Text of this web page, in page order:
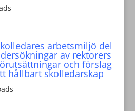
arbetsmiljö del
av rektorers
och förslag
hållbart skolledarskap